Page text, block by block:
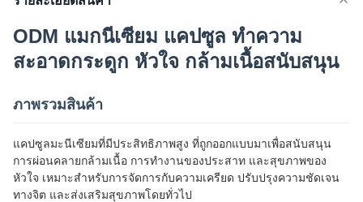
ODM แมกนีเซียม แคปซูล ทําความ
สะอาดกระดูก หัวใจ กล้ามเนื้อสนับสนุน
ภาพรวมสินค้า
แคปซูลมะนีเซียมที่มีประสิทธิภาพสูง ที่ถูกออกแบบมาเพื่อสนับสนุน
การผ่อนคลายกล้ามเนื้อ การทํางานของประสาท และสุขภาพของ
หัวใจ เหมาะสําหรับการจัดการกับความเครียด ปรับปรุงความชัดเจน
ทางจิต และส่งเสริมสุขภาพโดยทั่วไป